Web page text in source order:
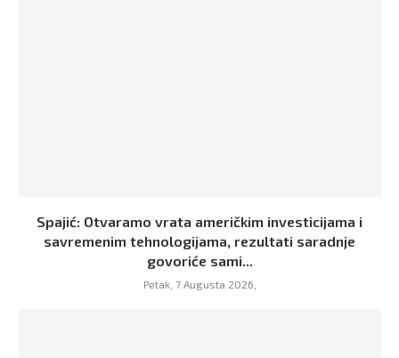
Spajić: Otvaramo vrata američkim investicijama i
savremenim tehnologijama, rezultati saradnje
govoriće sami...
Petak, 7 Augusta 2026,